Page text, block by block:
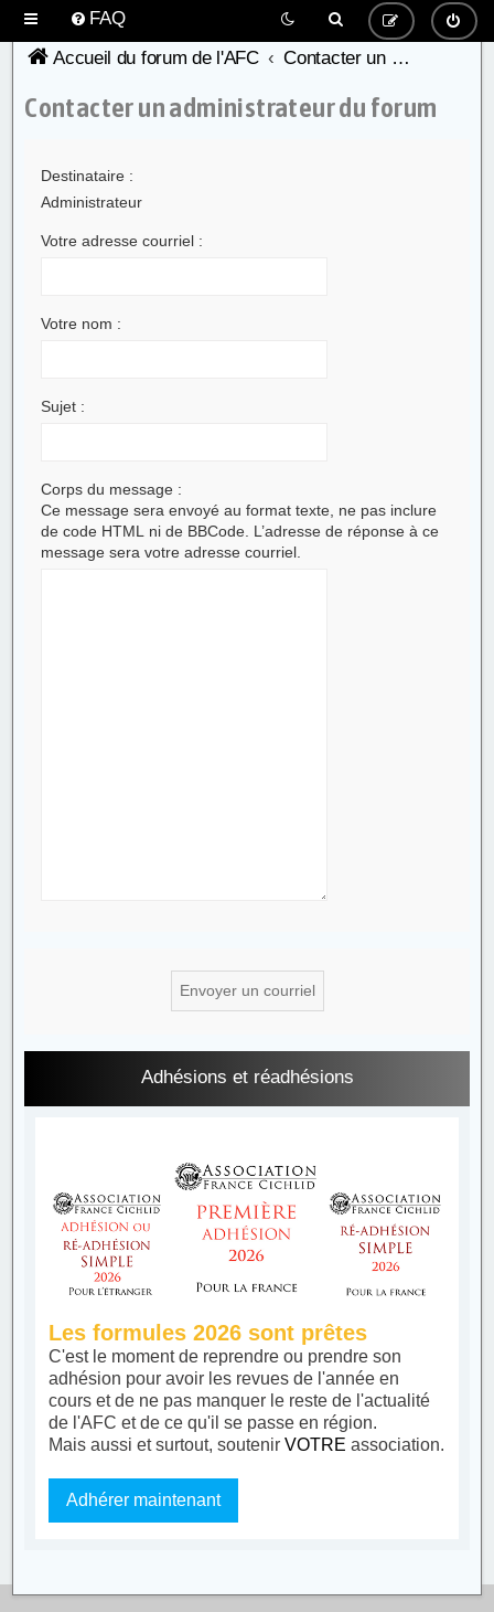
FAQ
Accueil du forum de l'AFC
Contacter un administrateur du forum
Contacter un administrateur du forum
Destinataire :
Administrateur
Votre adresse courriel :
Votre nom :
Sujet :
Corps du message :
Ce message sera envoyé au format texte, ne pas inclure
de code HTML ni de BBCode. L’adresse de réponse à ce
message sera votre adresse courriel.
Adhésions et réadhésions
Les formules 2026 sont prêtes
C'est le moment de reprendre ou prendre son
adhésion pour avoir les revues de l'année en
cours et de ne pas manquer le reste de l'actualité
de l'AFC et de ce qu'il se passe en région.
Mais aussi et surtout, soutenirVOTRE association.
Adhérer maintenant